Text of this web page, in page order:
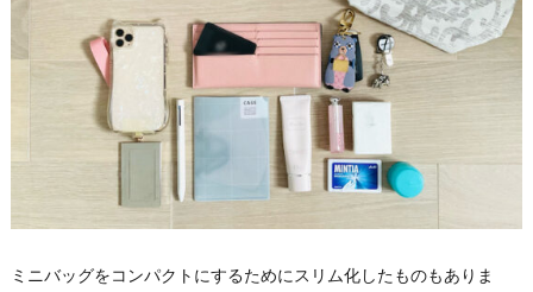
ミニバッグをコンパクトにするためにスリム化したものもありま